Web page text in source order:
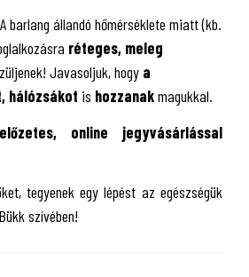
A barlang állandó hőmérséklete miatt (kb.
réteges, meleg
Javasoljuk, hogy a
hálózsákot is hozzanakmagukkal.
online jegyvásárlással
tegyenek egy lépést az egészségük
szívében!